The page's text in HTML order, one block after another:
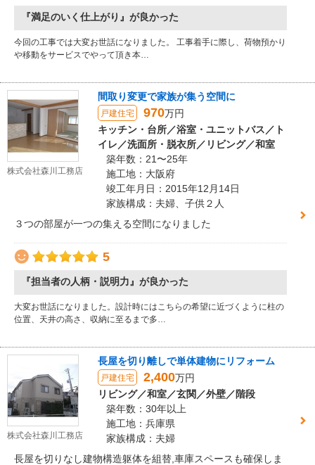
『満足のいく仕上がり』が良かった
今回の工事では大変お世話になりました。 工事着手に際し、荷物預かり
や移動をサービスでやって頂き本…
株式会社森川工務店
間取り変更で家族が集う空間に
戸建住宅 970万円
キッチン・台所／浴室・ユニットバス／ト
イレ／洗面所・脱衣所／リビング／和室
築年数：21〜25年
施工地：大阪府
竣工年月日：2015年12月14日
家族構成：夫婦、子供２人
３つの部屋が一つの集える空間になりました
5
『担当者の人柄・説明力』が良かった
大変お世話になりました。設計時にはこちらの希望に近づくように柱の
位置、天井の高さ、収納に至るまで多…
株式会社森川工務店
長屋を切り離しで単体建物にリフォーム
戸建住宅 2,400万円
リビング／和室／玄関／外壁／階段
築年数：30年以上
施工地：兵庫県
家族構成：夫婦
長屋を切りなし建物構造躯体を組替,車庫スペースも確保しま